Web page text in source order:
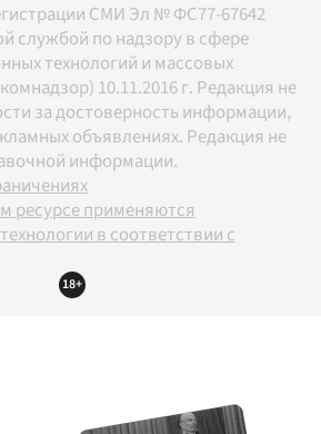
СМИ Эл № ФС77-67642
службой по надзору в сфере
технологий и массовых
10.11.2016 г. Редакция не
за достоверность информации,
объявлениях. Редакция не
информации.
ресурсе применяются
в соответствии с
18+